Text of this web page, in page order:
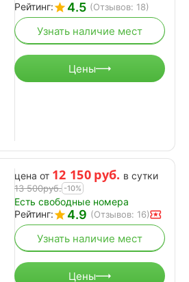
Рейтинг:
4.5 (Отзывов: 18)
Узнать наличие мест
Цены
цена от 12 150 руб. в сутки
13 500руб. -10%
Есть свободные номера
Рейтинг:
4.9 (Отзывов: 16)
Узнать наличие мест
Цены